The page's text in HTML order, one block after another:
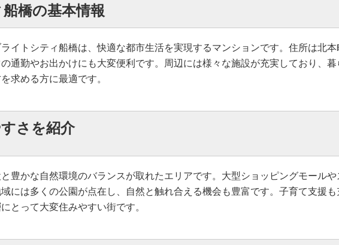
橋の基本情報
イトシティ船橋は、快適な都市生活を実現するマンションです。住所は北
通勤やお出かけにも大変便利です。周辺には様々な施設が充実しており、
求める方に最適です。
さを紹介
豊かな自然環境のバランスが取れたエリアです。大型ショッピングモール
には多くの公園が点在し、自然と触れ合える機会も豊富です。子育て支援
とって大変住みやすい街です。